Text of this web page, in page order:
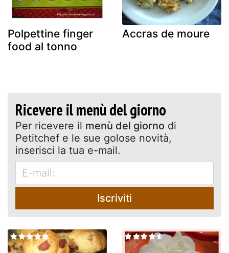
Polpettine finger
food al tonno
Accras de moure
Ricevere il menù del giorno
Per ricevere il menù del giorno di
Petitchef e le sue golose novità,
inserisci la tua e-mail.
Iscriviti